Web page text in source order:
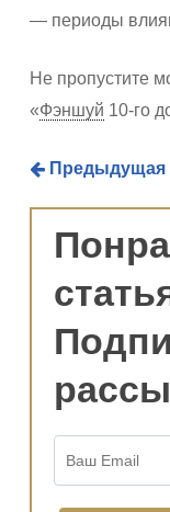
— периоды
Не пропустите
«Фэншуй 10-го
Предыдущая